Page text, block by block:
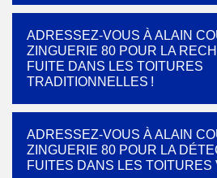
ADRESSEZ-VOUS À ALAIN
ZINGUERIE 80 POUR LA
FUITE DANS LES TOITURES
TRADITIONNELLES !
ADRESSEZ-VOUS À ALAIN
ZINGUERIE 80 POUR LA
FUITES DANS LES TOITURES